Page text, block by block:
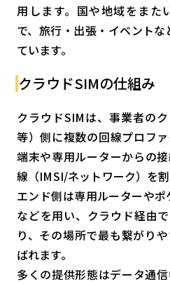
用します。国や地域をまた
で、旅行・出張・イベント
ています。
クラウドSIMの仕組み
クラウドSIMは、事業者の
等）側に複数の回線プロフ
端末や専用ルーターからの
線（IMSI/ネットワーク）を割
エンド側は専用ルーターや
などを用い、クラウド経由
り、その場所で最も繋がり
ばれます。
多くの提供形態はデータ通